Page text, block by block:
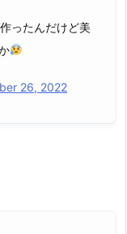
ったんだけど美
26, 2022